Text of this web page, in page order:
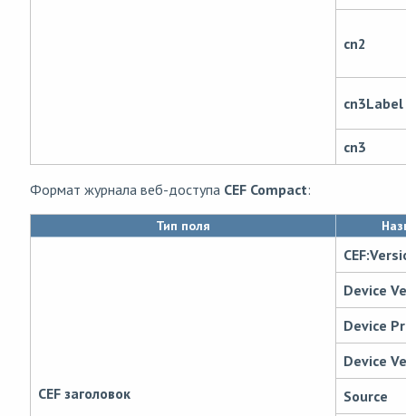
cn2
cn3Label
cn3
Формат журнала веб-доступа CEF Compact:
Тип поля
CEF заголовок
Device
Device
Device
Source